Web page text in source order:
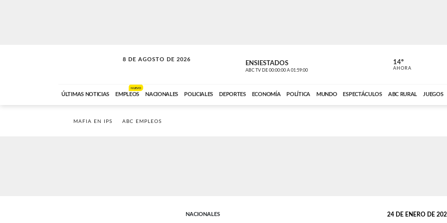
8 DE AGOSTO DE 2026
SOLO MÚSICA ENSIESTADOS
ABC TV DE 00:00:00 A 01:59:00 ABC CARDINAL
14º
AHORA
ÚLTIMAS NOTICIAS EMPLEOS
NUEVO
NACIONALES POLICIALES DEPORTES ECONOMÍA POLÍTICA MUNDO ESPECTÁCULOS ABC RURAL JUEGOS
MAFIA EN IPS ABC EMPLEOS
NACIONALES 24 DE ENERO DE